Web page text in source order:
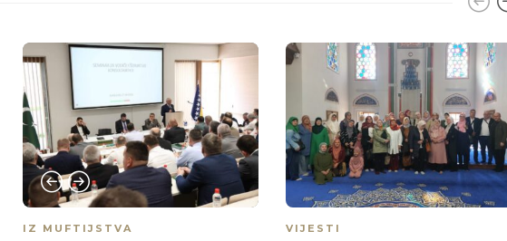
IZ MUFTIJSTVA VIJESTI